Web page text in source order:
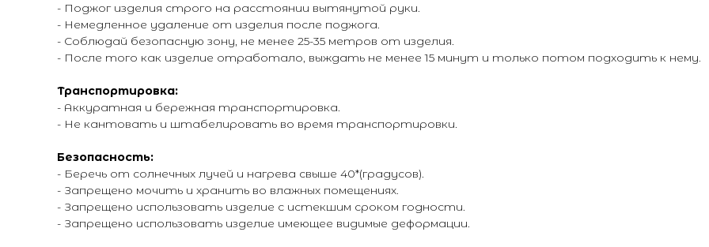
- Поджог изделия строго на расстоянии вытянутой руки.
- Немедленное удаление от изделия после поджога.
- Соблюдай безопасную зону, не менее 25-35 метров от изделия.
- После того как изделие отработало, выждать не менее 15 минут и только потом подходить к нему.
Транспортировка:
- Аккуратная и бережная транспортировка.
- Не кантовать и штабелировать во время транспортировки.
Безопасность:
- Беречь от солнечных лучей и нагрева свыше 40*(градусов).
- Запрещено мочить и хранить во влажных помещениях.
- Запрещено использовать изделие с истекшим сроком годности.
- Запрещено использовать изделие имеющее видимые деформации.